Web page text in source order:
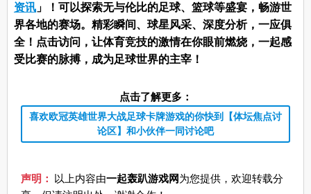
资讯」！可以探索无与伦比的足球、篮球等盛宴，畅游世
界各地的赛场。精彩瞬间、球星风采、深度分析，一应俱
全！点击访问，让体育竞技的激情在你眼前燃烧，一起感
受比赛的脉搏，成为足球世界的主宰！
点击了解更多：
喜欢欧冠英雄世界大战足球卡牌游戏的你快到【体坛焦点讨
论区】和小伙伴一同讨论吧
声明： 以上内容由一起轰趴游戏网为您提供，欢迎转载分